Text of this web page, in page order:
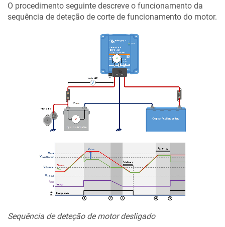
O procedimento seguinte descreve o funcionamento da
sequência de deteção de corte de funcionamento do motor.
Sequência de deteção de motor desligado